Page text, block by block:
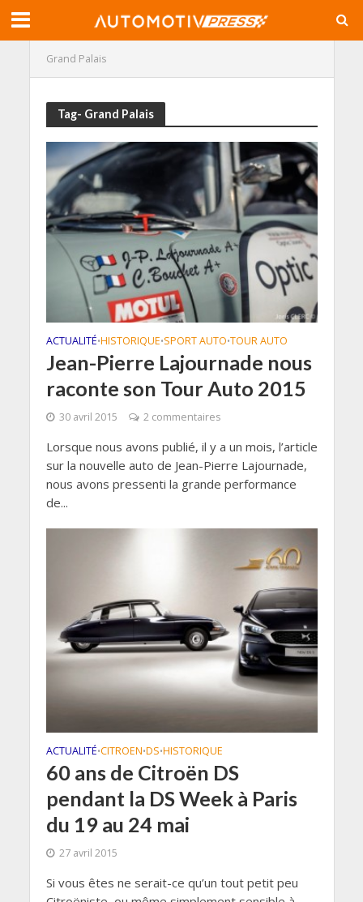
Grand Palais
Tag- Grand Palais
ACTUALITÉ•HISTORIQUE•SPORT AUTO•TOUR AUTO
Jean-Pierre Lajournade nous
raconte son Tour Auto 2015
30 avril 2015 2 commentaires
Lorsque nous avons publié, il y a un mois, l’article
sur la nouvelle auto de Jean-Pierre Lajournade,
nous avons pressenti la grande performance
de...
ACTUALITÉ•CITROEN•DS•HISTORIQUE
60 ans de Citroën DS
pendant la DS Week à Paris
du 19 au 24 mai
27 avril 2015
Si vous êtes ne serait-ce qu’un tout petit peu